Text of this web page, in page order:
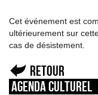
Cet événement est
ultérieurement sur
cas de désistement.
Retour
Agenda culturel